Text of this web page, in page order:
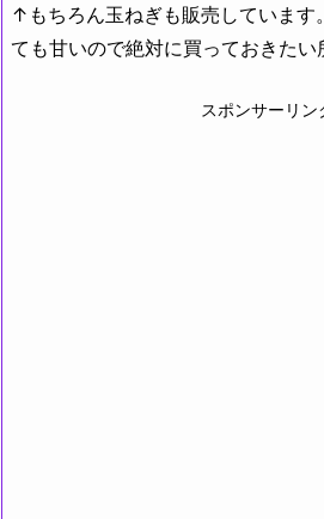
↑もちろん玉ねぎも販売しています
ても甘いので絶対に買っておきたい
スポンサーリン